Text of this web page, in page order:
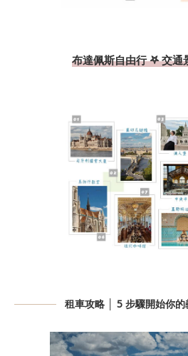
布達佩斯自由行 𖤐 交通
租車攻略 │ 5 步驟開始你